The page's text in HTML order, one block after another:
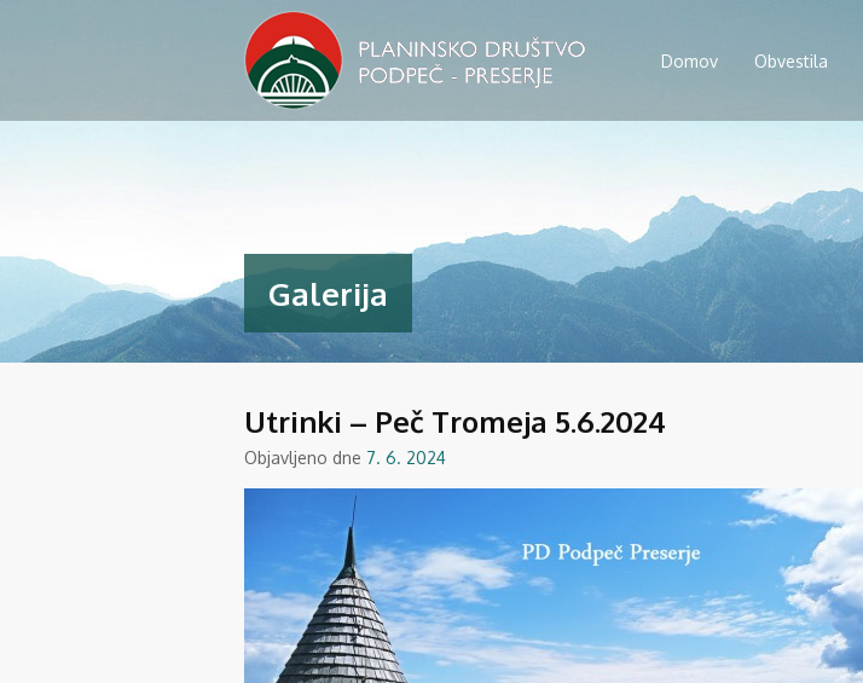
Domov Obvestila
Galerija
Utrinki – Peč Tromeja 5.6.2024
Objavljeno dne 7. 6. 2024